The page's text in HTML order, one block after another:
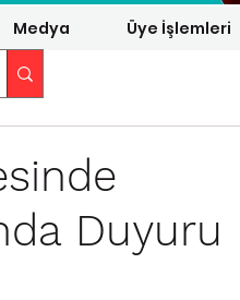
Medya Üye İşlemleri
Duyuru